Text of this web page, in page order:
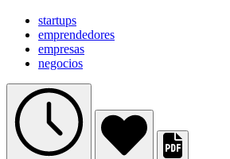
startups
emprendedores
empresas
negocios